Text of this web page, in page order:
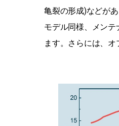
亀裂の形成)などが
モデル同様、メン
ます。さらには、